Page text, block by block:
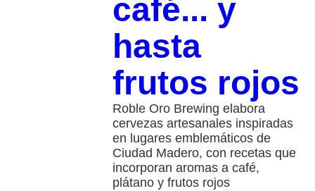
café... y
hasta
frutos rojos
Roble Oro Brewing elabora
cervezas artesanales inspiradas
en lugares emblemáticos de
Ciudad Madero, con recetas que
incorporan aromas a café,
plátano y frutos rojos